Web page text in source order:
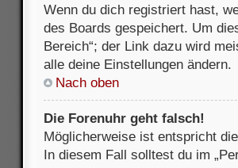
Wenn du dich registriert hast,
des Boards gespeichert. Um
Bereich“; der Link dazu wird
alle deine Einstellungen ändern.
Nach oben
Die Forenuhr geht falsch!
Möglicherweise ist entspricht
In diesem Fall solltest du im